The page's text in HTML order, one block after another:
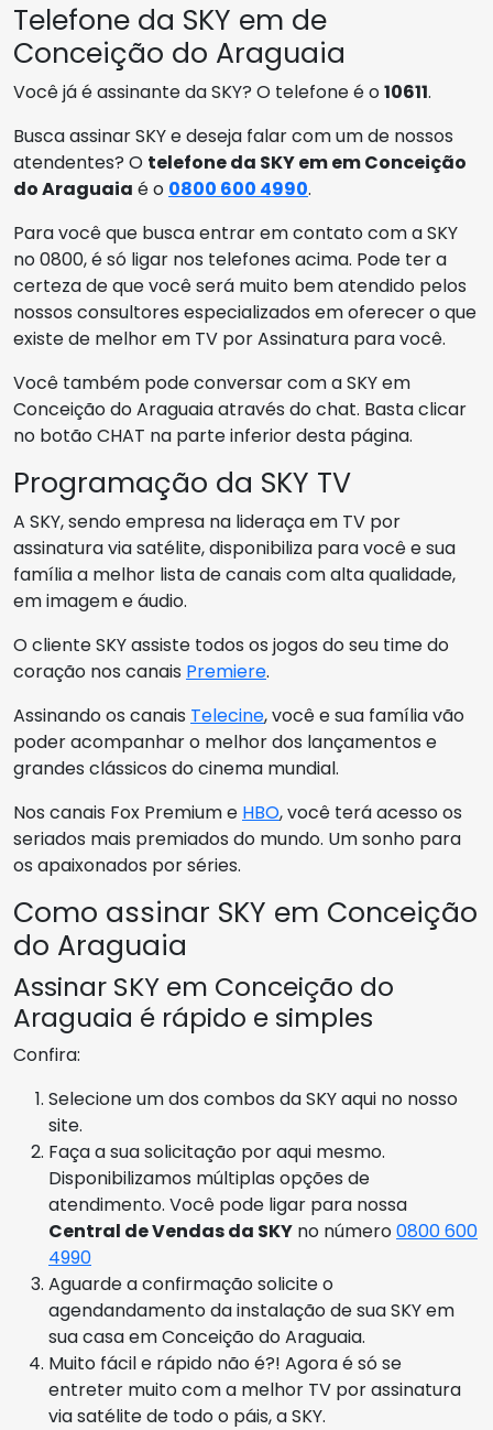
Telefone da SKY em de
Conceição do Araguaia
Você já é assinante da SKY? O telefone é o10611.
Busca assinar SKY e deseja falar com um de nossos
atendentes? O telefone da SKY em em Conceição
do Araguaia é o 0800 600 4990.
Para você que busca entrar em contato com a SKY
no 0800, é só ligar nos telefones acima. Pode ter a
certeza de que você será muito bem atendido pelos
nossos consultores especializados em oferecer o que
existe de melhor em TV por Assinatura para você.
Você também pode conversar com a SKY em
Conceição do Araguaia através do chat. Basta clicar
no botão CHAT na parte inferior desta página.
Programação da SKY TV
A SKY, sendo empresa na lideraça em TV por
assinatura via satélite, disponibiliza para você e sua
família a melhor lista de canais com alta qualidade,
em imagem e áudio.
O cliente SKY assiste todos os jogos do seu time do
coração nos canais Premiere.
Assinando os canais Telecine, você e sua família vão
poder acompanhar o melhor dos lançamentos e
grandes clássicos do cinema mundial.
Nos canais Fox Premium e HBO, você terá acesso os
seriados mais premiados do mundo. Um sonho para
os apaixonados por séries.
Como assinar SKY em Conceição
do Araguaia
Assinar SKY em Conceição do
Araguaia é rápido e simples
Confira:
Selecione um dos combos da SKY aqui no nosso
site.
Faça a sua solicitação por aqui mesmo.
Disponibilizamos múltiplas opções de
atendimento. Você pode ligar para nossa
Central de Vendas da SKY no número0800 600
4990
Aguarde a confirmação solicite o
agendandamento da instalação de sua SKY em
sua casa em Conceição do Araguaia.
Muito fácil e rápido não é?! Agora é só se
entreter muito com a melhor TV por assinatura
via satélite de todo o páis, a SKY.